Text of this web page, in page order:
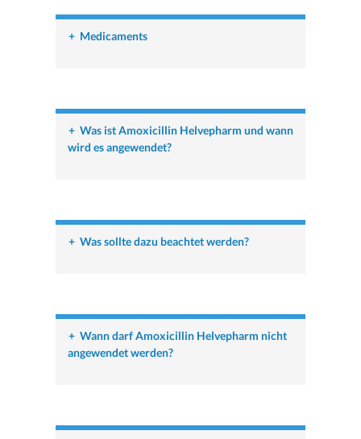
+ Medicaments
+ Was ist Amoxicillin Helvepharm und wann
wird es angewendet?
+ Was sollte dazu beachtet werden?
+ Wann darf Amoxicillin Helvepharm nicht
angewendet werden?